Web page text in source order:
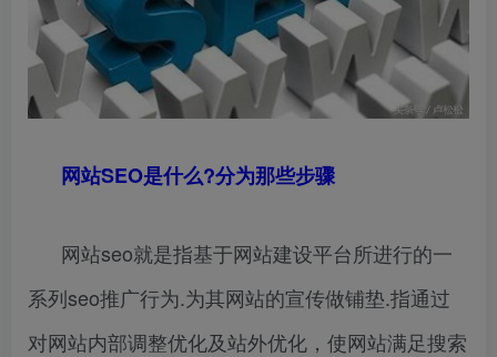
网站SEO是什么?分为那些步骤
网站seo就是指基于网站建设平台所进行的一
系列seo推广行为.为其网站的宣传做铺垫.指通过
对网站内部调整优化及站外优化，使网站满足搜索